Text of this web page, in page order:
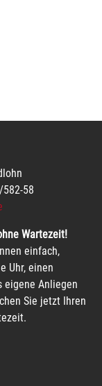
58
Wartezeit!
einfach,
Uhr, einen
eigene Anliegen
Sie jetzt Ihren